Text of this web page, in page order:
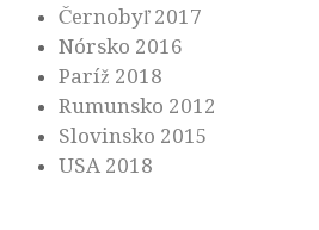
Černobyľ 2017
Nórsko 2016
Paríž 2018
Rumunsko 2012
Slovinsko 2015
USA 2018